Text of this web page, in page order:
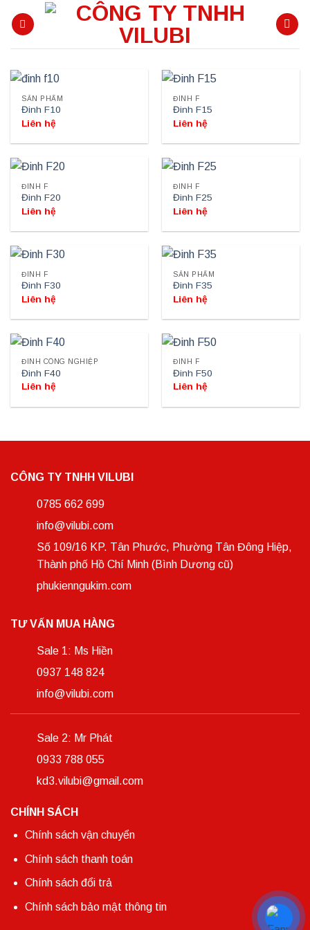
SẢN PHẨM
Đinh F10
Liên hệ
ĐINH F
Đinh F15
Liên hệ
ĐINH F
Đinh F20
Liên hệ
ĐINH F
Đinh F25
Liên hệ
ĐINH F
Đinh F30
Liên hệ
SẢN PHẨM
Đinh F35
Liên hệ
ĐINH CÔNG NGHIỆP
Đinh F40
Liên hệ
ĐINH F
Đinh F50
Liên hệ
CÔNG TY TNHH VILUBI
0785 662 699
info@vilubi.com
Số 109/16 KP. Tân Phước, Phường Tân Đông Hiệp,
Thành phố Hồ Chí Minh (Bình Dương cũ)
phukienngukim.com
TƯ VẤN MUA HÀNG
Sale 1: Ms Hiền
0937 148 824
info@vilubi.com
Sale 2: Mr Phát
0933 788 055
kd3.vilubi@gmail.com
CHÍNH SÁCH
Chính sách vận chuyển
Chính sách thanh toán
Chính sách đổi trả
Chính sách bảo mật thông tin